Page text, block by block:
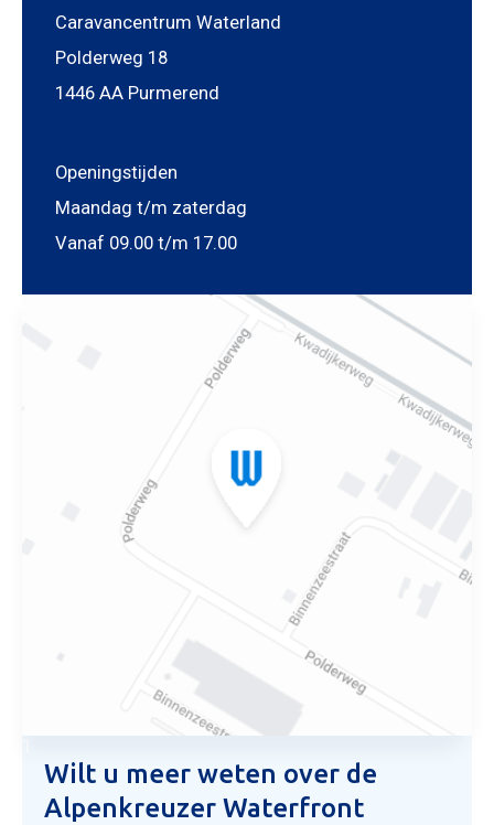
Caravancentrum Waterland
Polderweg 18
1446 AA Purmerend
Openingstijden
Maandag t/m zaterdag
Vanaf 09.00 t/m 17.00
Wilt u meer weten over de
Alpenkreuzer Waterfront